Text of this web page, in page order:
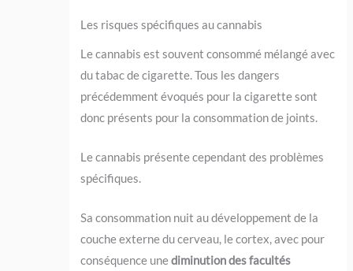
Les risques spécifiques au cannabis
Le cannabis est souvent consommé mélangé avec
du tabac de cigarette. Tous les dangers
précédemment évoqués pour la cigarette sont
donc présents pour la consommation de joints.
Le cannabis présente cependant des problèmes
spécifiques.
Sa consommation nuit au développement de la
couche externe du cerveau, le cortex, avec pour
conséquence unediminution des facultés